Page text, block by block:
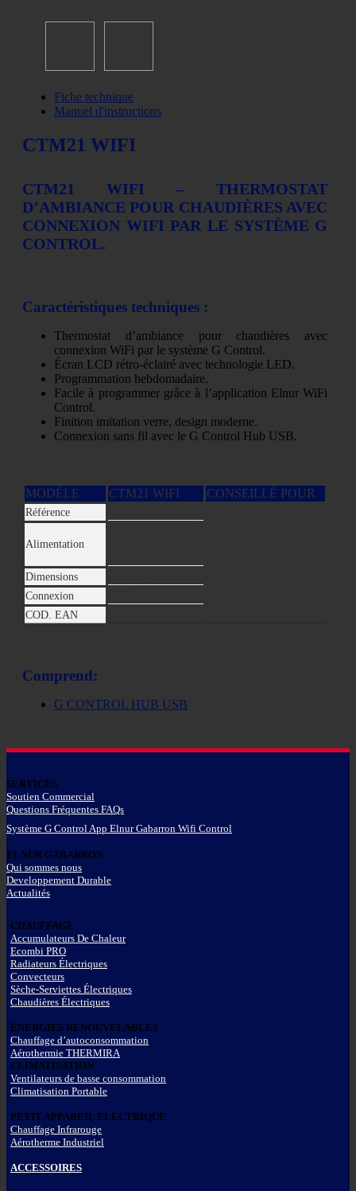
Fiche technique
Manuel d'instructions
CTM21 WIFI
CTM21 WIFI – THERMOSTAT
D’AMBIANCE POUR CHAUDIÈRES AVEC
CONNEXION WIFI PAR LE SYSTÈME G
CONTROL.
Caractéristiques techniques :
Thermostat d’ambiance pour chaudières avec
connexion WiFi par le système G Control.
Écran LCD rétro-éclairé avec technologie LED.
Programmation hebdomadaire.
Facile à programmer grâce à l’application Elnur WiFi
Control.
Finition imitation verre, design moderne.
Connexion sans fil avec le G Control Hub USB.
MODÈLE CTM21 WIFI CONSEILLÉ POUR
Référence
Alimentation
Dimensions
Connexion
COD. EAN
Comprend:
G CONTROL HUB USB
SERVICES
Soutien Commercial
Questions Fréquentes FAQs
Système G Control App Elnur Gabarron Wifi Control
ELNUR GABARRON
Qui sommes nous
Developpement Durable
Actualités
CHAUFFAGE
Accumulateurs De Chaleur
Ecombi PRO
Radiateurs Électriques
Convecteurs
Sèche-Serviettes Électriques
Chaudières Électriques
ÉNERGIES RENOUVELABLES
Chauffage d’autoconsommation
Aérothermie THERMIRA
CLIMATISATION
Ventilateurs de basse consommation
Climatisation Portable
PETIT APPAREIL ÉLECTRIQUE
Chauffage Infrarouge
Aérotherme Industriel
ACCESSOIRES